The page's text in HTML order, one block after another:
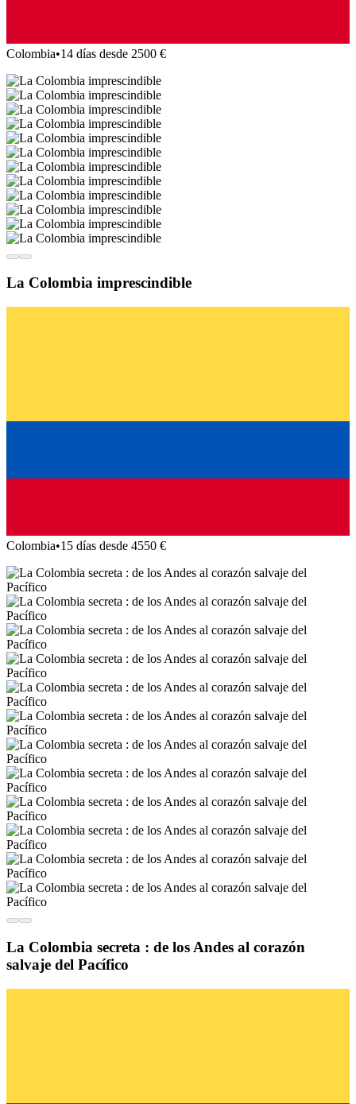
Colombia•14 días desde 2500 €
La Colombia imprescindible
Colombia•15 días desde 4550 €
La Colombia secreta : de los Andes al corazón
salvaje del Pacífico